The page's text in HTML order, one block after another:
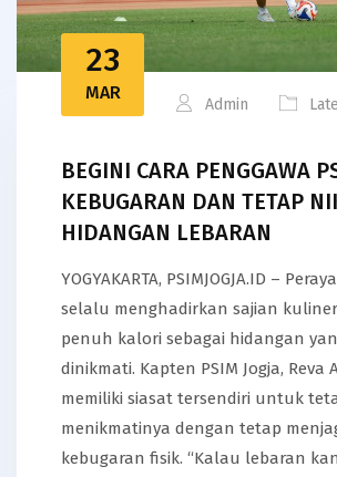
23
MAR
Admin
BEGINI CARA PENGGAWA
KEBUGARAN DAN TETAP
HIDANGAN LEBARAN
YOGYAKARTA, PSIMJOGJA.ID –
selalu menghadirkan sajian
penuh kalori sebagai hidangan
dinikmati. Kapten PSIM Jogja, Reva
memiliki siasat tersendiri untuk
menikmatinya dengan tetap
kebugaran fisik. “Kalau lebaran